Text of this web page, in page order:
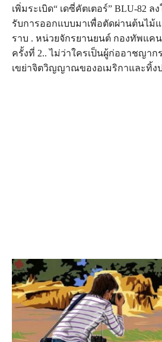
เพิ่มระเบิด“ เดซี่คัตเตอร์” BLU-82
รับการออกแบบมาเพื่อตัดผ่านต้นไม้
ราบ . หน่วยจักรยานยนต์ กองทัพแค
ครั้งที่ 2.. ไม่ว่าใครเป็นผู้ก่ออาชญาก
เขย่าจิตวิญญาณของอเมริกาและทิ้ง